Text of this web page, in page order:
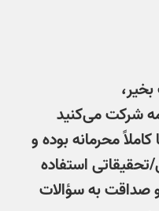
شرکت می‌کنید
محرمانه بوده و
استفاده
صداقت به سؤالات